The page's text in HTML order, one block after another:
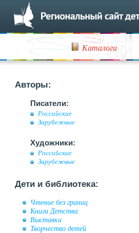
Каталоги
Авторы:
Писатели:
Российские
Зарубежные
Художники:
Российские
Зарубежные
Дети и библиотека:
Чтение без границ
Книги Детства
Выставки
Творчество детей